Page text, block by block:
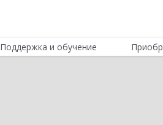
Поддержка и обучение